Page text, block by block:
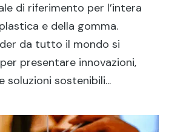
di riferimento per l’intera
e della gomma.
da tutto il mondo si
presentare innovazioni,
soluzioni sostenibili...